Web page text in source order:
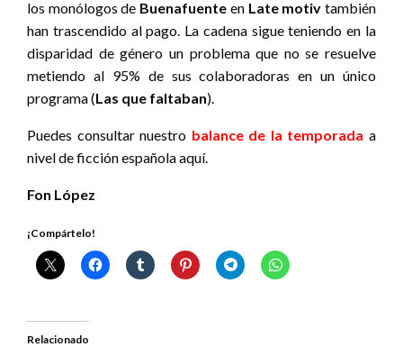
los monólogos de Buenafuente en Late motiv también
han trascendido al pago. La cadena sigue teniendo en la
disparidad de género un problema que no se resuelve
metiendo al 95% de sus colaboradoras en un único
programa (Las que faltaban).
Puedes consultar nuestro balance de la temporada a
nivel de ficción española aquí.
Fon López
¡Compártelo!
Relacionado